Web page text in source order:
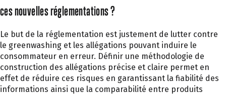
ces nouvelles réglementations ?
Le but de la réglementation est justement de lutter contre
le greenwashing et les allégations pouvant induire le
consommateur en erreur. Définir une méthodologie de
construction des allégations précise et claire permet en
effet de réduire ces risques en garantissant la fiabilité des
informations ainsi que la comparabilité entre produits